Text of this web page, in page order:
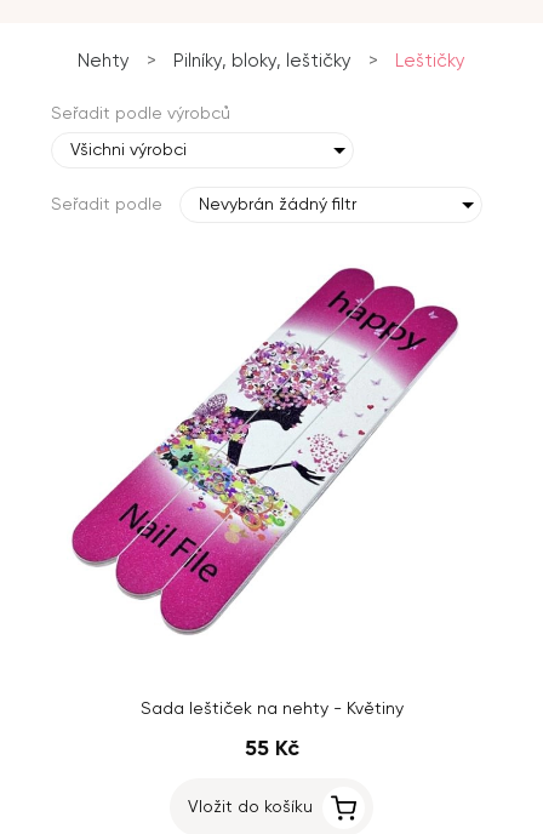
Nehty > Pilníky, bloky, leštičky > Leštičky
Seřadit podle výrobců
Všichni výrobci
Seřadit podle Nevybrán žádný filtr
Sada leštiček na nehty - Květiny
55 Kč
Vložit do košíku